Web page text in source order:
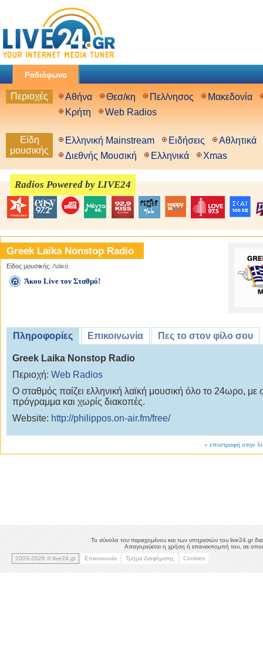
Ραδιόφωνο
Περιοχές Αθήνα Θεσ/κη Πελ/νησος
Μακεδονία
Κρήτη
Web Radios
Είδη
μουσικής
Ελληνική Mainstream Ειδήσεις
Αθλητικά
Διεθνής Μουσική
Ελληνικά Xmas
Radios Powered by LIVE24
Greek Laika Nonstop Radio
Είδος μουσικής: Λαϊκά
Άκου Live τον Σταθμό!
Πληροφορίες Επικοινωνία Πες το στον φίλο σου
Greek Laika Nonstop Radio
Περιοχή: Web Radios
Ο σταθμός παίζει ελληνική λαϊκή μουσική όλο το 24ωρο, με
πρόγραμμα και χωρίς διακοπές.
Website: http://philippos.on-air.fm/free/
« επιστροφή στην
Το σύνολο του περιεχομένου και των υπηρεσιών του live24.gr
Απαγορεύεται η χρήση ή επανεκπομπή του, σε
2003-2026 © live24.gr
Επικοινωνία Τμήμα Διαφήμισης Cookies